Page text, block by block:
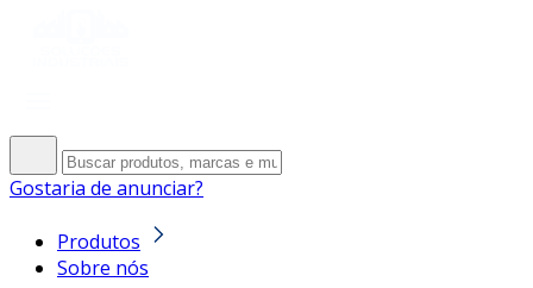
Gostaria de anunciar?
Produtos
Sobre nós